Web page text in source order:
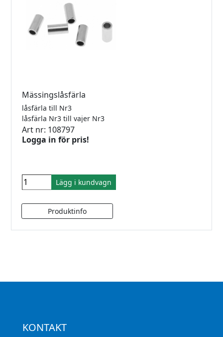
Mässingslåsfärla
låsfärla till Nr3
låsfärla Nr3 till vajer Nr3
Art nr: 108797
Logga in för pris!
Lägg i kundvagn
KONTAKT